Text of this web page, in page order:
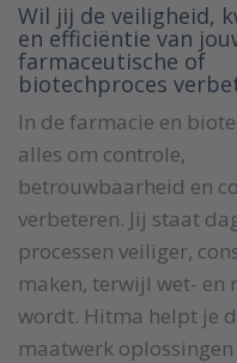
Wil jij de veiligheid,
en efficiëntie van
farmaceutische of
biotechproces
In de farmacie en
alles om controle,
betrouwbaarheid en
verbeteren. Jij staat
processen veiliger,
maken, terwijl wet- en
wordt. Hitma helpt je
maatwerk